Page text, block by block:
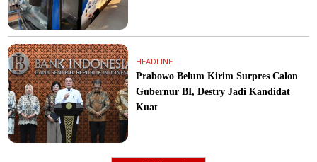
HEADLINE
Prabowo Belum Kirim Surpres Calon
Gubernur BI, Destry Jadi Kandidat
Kuat